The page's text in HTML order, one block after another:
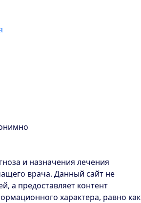
и назначения лечения
врача. Данный сайт не
а предоставляет контент
характера, равно как